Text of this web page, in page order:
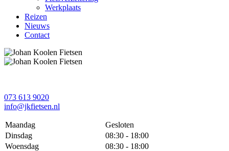
Werkplaats
Reizen
Nieuws
Contact
073 613 9020
info@jkfietsen.nl
Maandag
Gesloten
Dinsdag
08:30 - 18:00
Woensdag
08:30 - 18:00